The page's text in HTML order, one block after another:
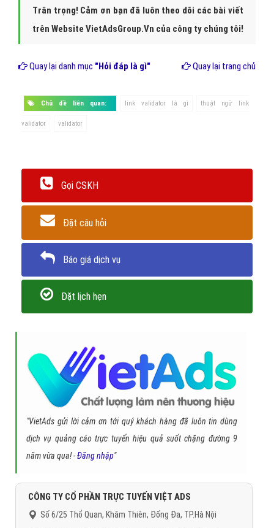
Trân trọng! Cảm ơn bạn đã luôn theo dõi các bài viết
trên Website VietAdsGroup.Vn của công ty chúng tôi!
Quay lại danh mục "Hỏi đáp là gì" Quay lại trang chủ
Chủ đề liên quan: link validator là gì thuật ngữ link
validator validator
Gọi CSKH
Đặt câu hỏi
Báo giá dịch vụ
Đặt lịch hẹn
"VietAds gửi lời cảm ơn tới quý khách hàng đã luôn tin dùng
dịch vụ quảng cáo trực tuyến hiệu quả suốt chặng đường 9
năm vừa qua! -Đăng nhập"
CÔNG TY CỔ PHẦN TRỰC TUYẾN VIỆT ADS
Số 6/25 Thổ Quan, Khâm Thiên, Đống Đa, TP.Hà Nội